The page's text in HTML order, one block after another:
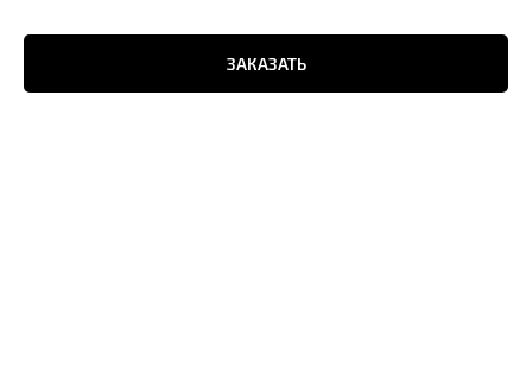
ЗАКАЗАТЬ